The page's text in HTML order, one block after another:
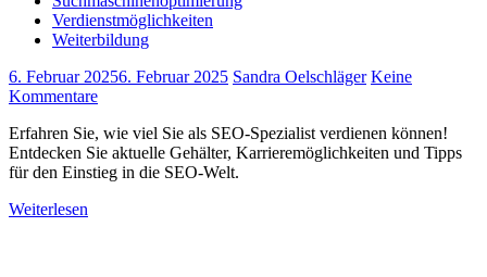
Verdienstmöglichkeiten
Weiterbildung
6. Februar 20256. Februar 2025 Sandra Oelschläger Keine
Kommentare
Erfahren Sie, wie viel Sie als SEO-Spezialist verdienen können!
Entdecken Sie aktuelle Gehälter, Karrieremöglichkeiten und Tipps
für den Einstieg in die SEO-Welt.
Weiterlesen